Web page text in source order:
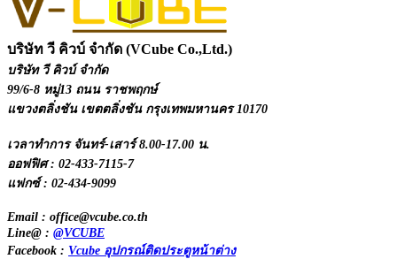
บริษัท วี คิวบ์ จำกัด (VCube Co.,Ltd.)
บริษัท วี คิวบ์ จำกัด
99/6-8 หมู่13 ถนน ราชพฤกษ์
แขวงตลิ่งชัน เขตตลิ่งชัน กรุงเทพมหานคร 10170
เวลาทำการ จันทร์-เสาร์ 8.00-17.00 น.
ออฟฟิศ : 02-433-7115-7
แฟกซ์ : 02-434-9099
Email : office@vcube.co.th
Line@ : @VCUBE
Facebook : Vcube อุปกรณ์ติดประตูหน้าต่าง